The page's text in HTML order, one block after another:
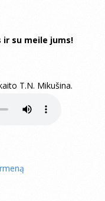
ir su meile jums!
T.N. Mikušina.